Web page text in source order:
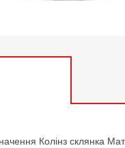
Колінз склянка